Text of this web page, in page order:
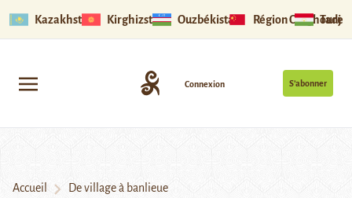
Kazakhstan Kirghizstan Ouzbékistan Région Ouïghoure
S’abonner
Connexion
Accueil De village à banlieue